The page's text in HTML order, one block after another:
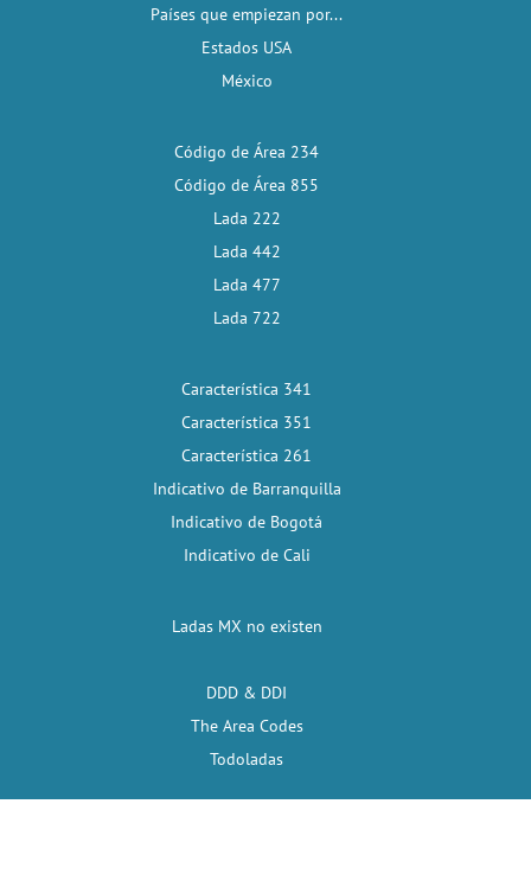
Países que empiezan por...
Estados USA
México
Código de Área 234
Código de Área 855
Lada 222
Lada 442
Lada 477
Lada 722
Característica 341
Característica 351
Característica 261
Indicativo de Barranquilla
Indicativo de Bogotá
Indicativo de Cali
Ladas MX no existen
DDD & DDI
The Area Codes
Todoladas